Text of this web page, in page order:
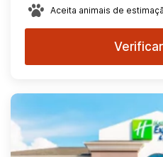
Aceita animais de